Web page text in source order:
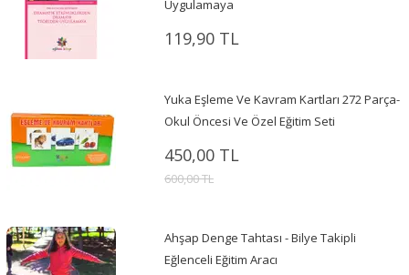
Uygulamaya
119,90 TL
Yuka Eşleme Ve Kavram Kartları 272 Parça-
Okul Öncesi Ve Özel Eğitim Seti
450,00 TL
600,00 TL
Ahşap Denge Tahtası - Bilye Takipli
Eğlenceli Eğitim Aracı